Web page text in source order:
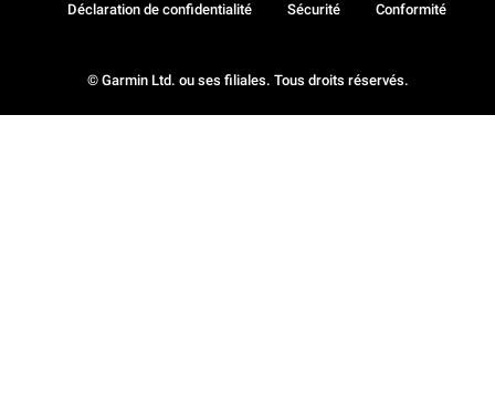
© Garmin Ltd. ou ses filiales. Tous droits réservés.
Déclaration de confidentialité Sécurité Conformité